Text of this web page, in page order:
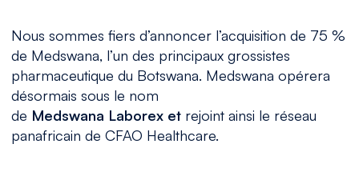
Nous sommes fiers d’annoncer l’acquisition de 75 %
de Medswana, l’un des principaux grossistes
pharmaceutique du Botswana. Medswana opérera
désormais sous le nom
de Medswana Laborex et rejoint ainsi le réseau
panafricain de CFAO Healthcare.